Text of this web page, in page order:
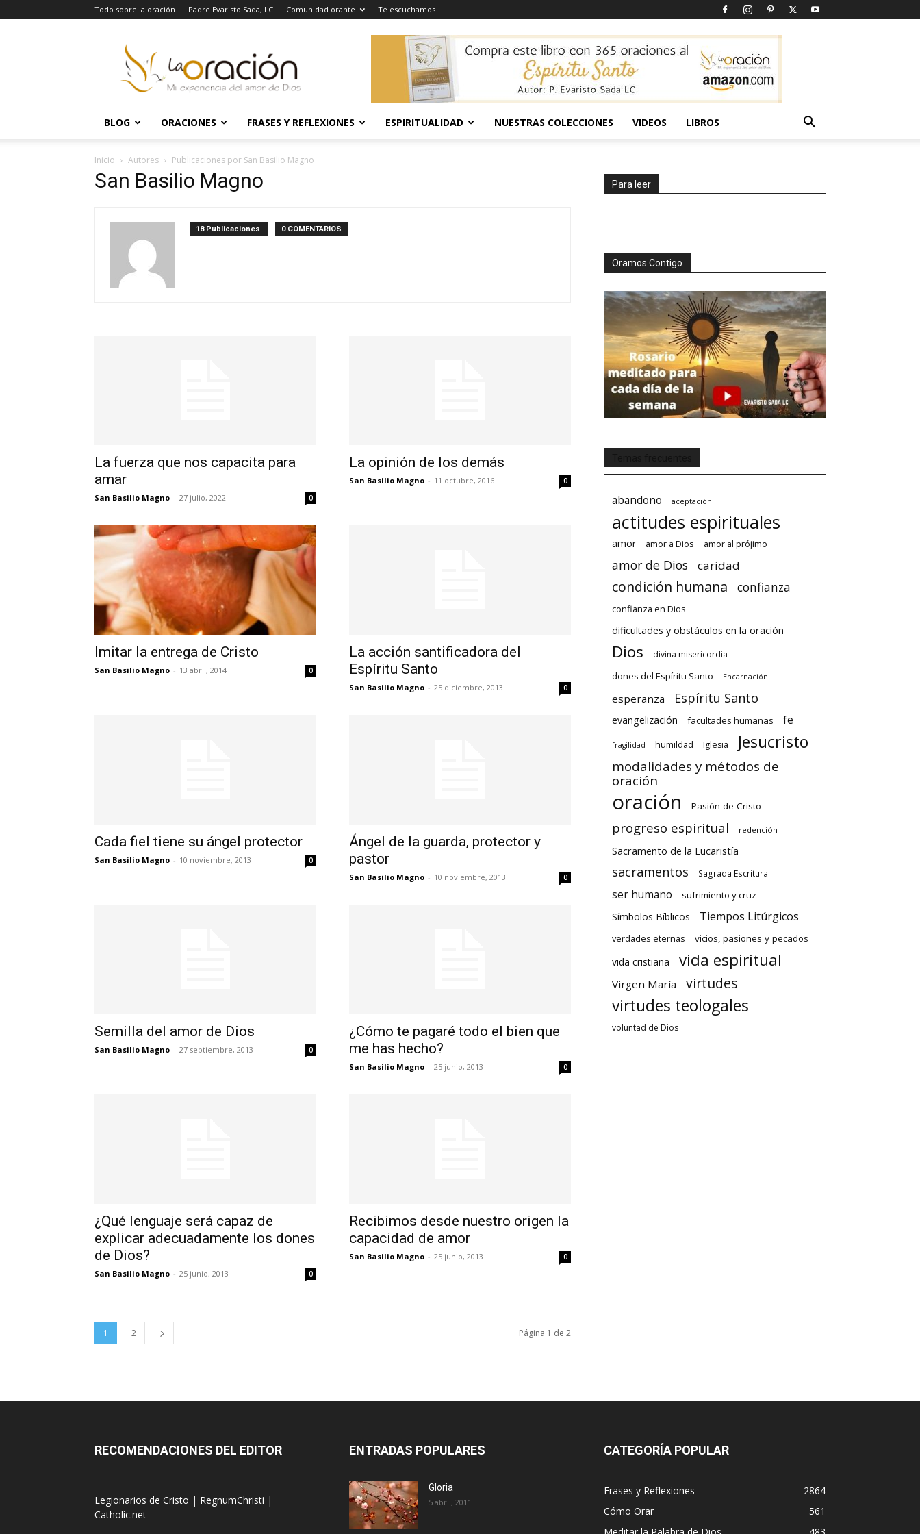
Todo sobre la oración Padre Evaristo Sada, LC Comunidad orante Te escuchamos
Oración
BLOG ORACIONES FRASES Y REFLEXIONES ESPIRITUALIDAD NUESTRAS COLECCIONES VIDEOS LIBROS
Inicio Autores Publicaciones por San Basilio Magno
San Basilio Magno
18 Publicaciones 0 COMENTARIOS
La fuerza que nos capacita para
amar
San Basilio Magno - 27 julio, 2022 0
La opinión de los demás
San Basilio Magno - 11 octubre, 2016 0
Imitar la entrega de Cristo
San Basilio Magno - 13 abril, 2014 0
La acción santificadora del
Espíritu Santo
San Basilio Magno - 25 diciembre, 2013 0
Cada fiel tiene su ángel protector
San Basilio Magno - 10 noviembre, 2013 0
Ángel de la guarda, protector y
pastor
San Basilio Magno - 10 noviembre, 2013 0
Semilla del amor de Dios
San Basilio Magno - 27 septiembre, 2013 0
¿Cómo te pagaré todo el bien que
me has hecho?
San Basilio Magno - 25 junio, 2013 0
¿Qué lenguaje será capaz de
explicar adecuadamente los dones
de Dios?
San Basilio Magno - 25 junio, 2013 0
Recibimos desde nuestro origen la
capacidad de amor
San Basilio Magno - 25 junio, 2013 0
1 2 Página 1 de 2
Para leer
Oramos Contigo
abandono aceptación
actitudes espirituales
amor amor a Dios amor al prójimo
amor de Dios caridad
condición humana confianza
confianza en Dios
dificultades y obstáculos en la oración
Dios divina misericordia
dones del Espíritu Santo Encarnación
esperanza Espíritu Santo
evangelización facultades humanas fe
fragilidad humildad Iglesia Jesucristo
modalidades y métodos de
oración
oración Pasión de Cristo
progreso espiritual redención
Sacramento de la Eucaristía
sacramentos Sagrada Escritura
ser humano sufrimiento y cruz
Símbolos Bíblicos Tiempos Litúrgicos
verdades eternas vicios, pasiones y pecados
vida cristiana vida espiritual
Virgen María virtudes
virtudes teologales
voluntad de Dios
RECOMENDACIONES DEL EDITOR
Legionarios de Cristo | RegnumChristi |
Catholic.net
ENTRADAS POPULARES
Gloria
5 abril, 2011
CATEGORÍA POPULAR
Frases y Reflexiones
2864
Cómo Orar
561